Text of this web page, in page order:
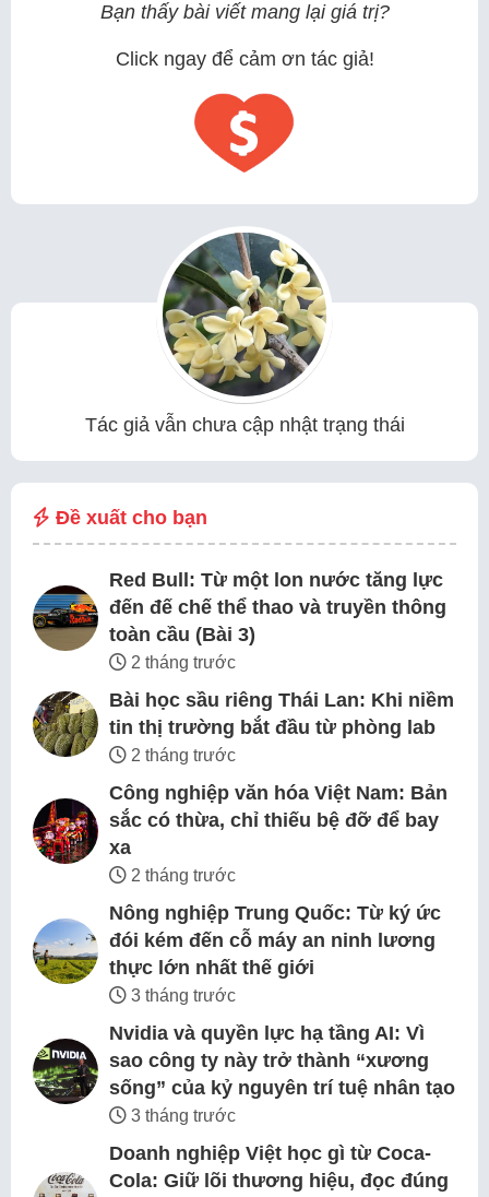
Bạn thấy bài viết mang lại giá trị?
Click ngay để cảm ơn tác giả!
Tác giả vẫn chưa cập nhật trạng thái
Đề xuất cho bạn
Red Bull: Từ một lon nước tăng lực
đến đế chế thể thao và truyền thông
toàn cầu (Bài 3)
2 tháng trước
Bài học sầu riêng Thái Lan: Khi niềm
tin thị trường bắt đầu từ phòng lab
2 tháng trước
Công nghiệp văn hóa Việt Nam: Bản
sắc có thừa, chỉ thiếu bệ đỡ để bay
xa
2 tháng trước
Nông nghiệp Trung Quốc: Từ ký ức
đói kém đến cỗ máy an ninh lương
thực lớn nhất thế giới
3 tháng trước
Nvidia và quyền lực hạ tầng AI: Vì
sao công ty này trở thành “xương
sống” của kỷ nguyên trí tuệ nhân tạo
3 tháng trước
Doanh nghiệp Việt học gì từ Coca-
Cola: Giữ lõi thương hiệu, đọc đúng